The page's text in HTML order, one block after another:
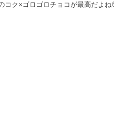
コク×ゴロゴロチョコが最高だよね